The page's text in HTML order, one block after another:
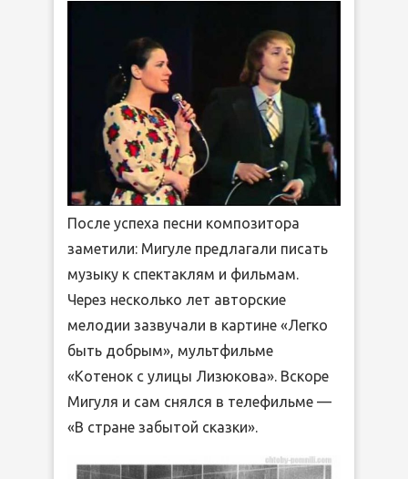
После успеха песни композитора
заметили: Мигуле предлагали писать
музыку к спектаклям и фильмам.
Через несколько лет авторские
мелодии зазвучали в картине «Легко
быть добрым», мультфильме
«Котенок с улицы Лизюкова». Вскоре
Мигуля и сам снялся в телефильме —
«В стране забытой сказки».